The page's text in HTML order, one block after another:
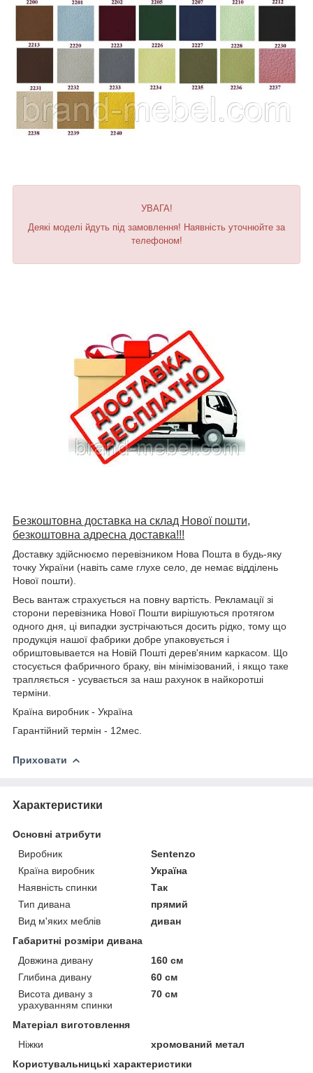
УВАГА!
Деякі моделі йдуть під замовлення! Наявність уточнюйте за
телефоном!
Безкоштовна доставка на склад Нової пошти,
безкоштовна адресна доставка!!!
Доставку здійснюємо перевізником Нова Пошта в будь-яку
точку України (навіть саме глухе село, де немає відділень
Нової пошти).
Весь вантаж страхується на повну вартість. Рекламації зі
сторони перевізника Нової Пошти вирішуються протягом
одного дня, ці випадки зустрічаються досить рідко, тому що
продукція нашої фабрики добре упаковується і
обриштовывается на Новій Пошті дерев'яним каркасом. Що
стосується фабричного браку, він мінімізований, і якщо таке
трапляється - усувається за наш рахунок в найкоротші
терміни.
Країна виробник - Україна
Гарантійний термін - 12мес.
Приховати
Характеристики
Основні атрибути
Виробник
Sentenzo
Країна виробник
Україна
Наявність спинки
Так
Тип дивана
прямий
Вид м'яких меблів
диван
Габаритні розміри дивана
Довжина дивану
160 см
Глибина дивану
60 см
Висота дивану з
урахуванням спинки
70 см
Матеріал виготовлення
Ніжки
хромований метал
Користувальницькі характеристики